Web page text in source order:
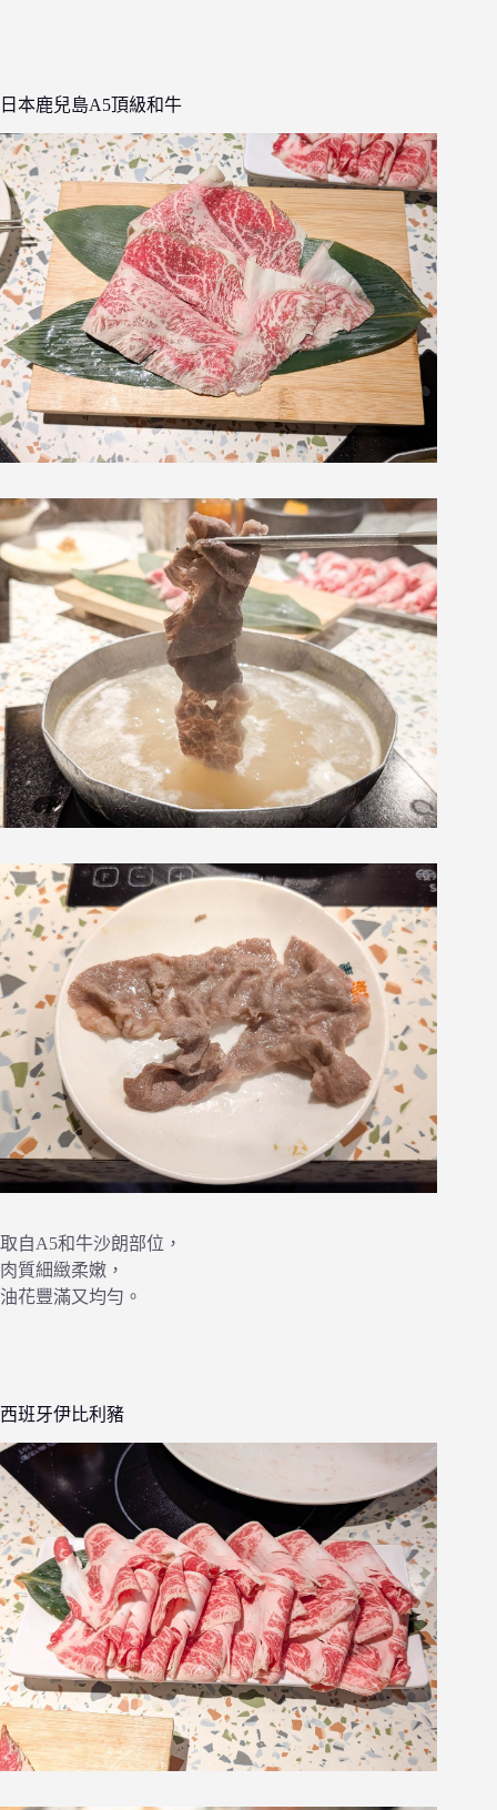
日本鹿兒島A5頂級和牛
取自A5和牛沙朗部位，
肉質細緻柔嫩，
油花豐滿又均勻。
西班牙伊比利豬